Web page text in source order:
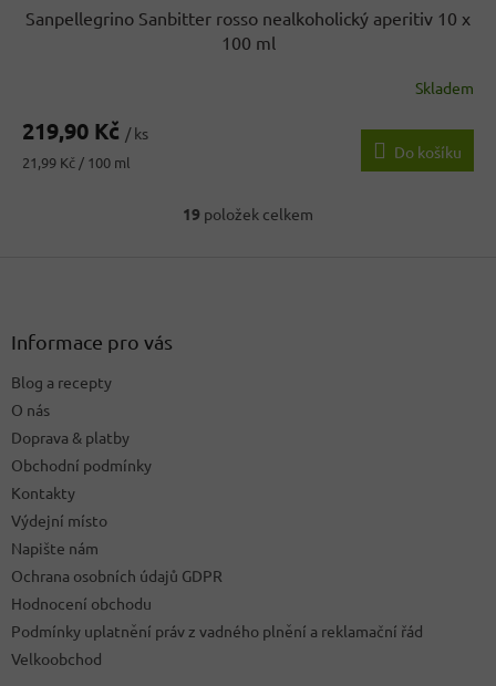
Sanpellegrino Sanbitter rosso nealkoholický aperitiv 10 x
100 ml
Skladem
219,90 Kč / ks
Měrná
21,99 Kč / 100 ml
Do košíku
O
19 položek celkem
Informace pro vás
Blog a recepty
O nás
Doprava & platby
Obchodní podmínky
Kontakty
Výdejní místo
Napište nám
Ochrana osobních údajů GDPR
Hodnocení obchodu
Podmínky uplatnění práv z vadného plnění a reklamační řád
Velkoobchod